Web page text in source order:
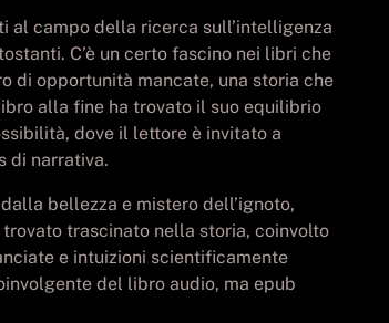
al campo della ricerca sull’intelligenza
C’è un certo fascino nei libri che
di opportunità mancate, una storia che
alla fine ha trovato il suo equilibrio
dove il lettore è invitato a
di narrativa.
bellezza e mistero dell’ignoto,
trascinato nella storia, coinvolto
e intuizioni scientificamente
del libro audio, ma epub